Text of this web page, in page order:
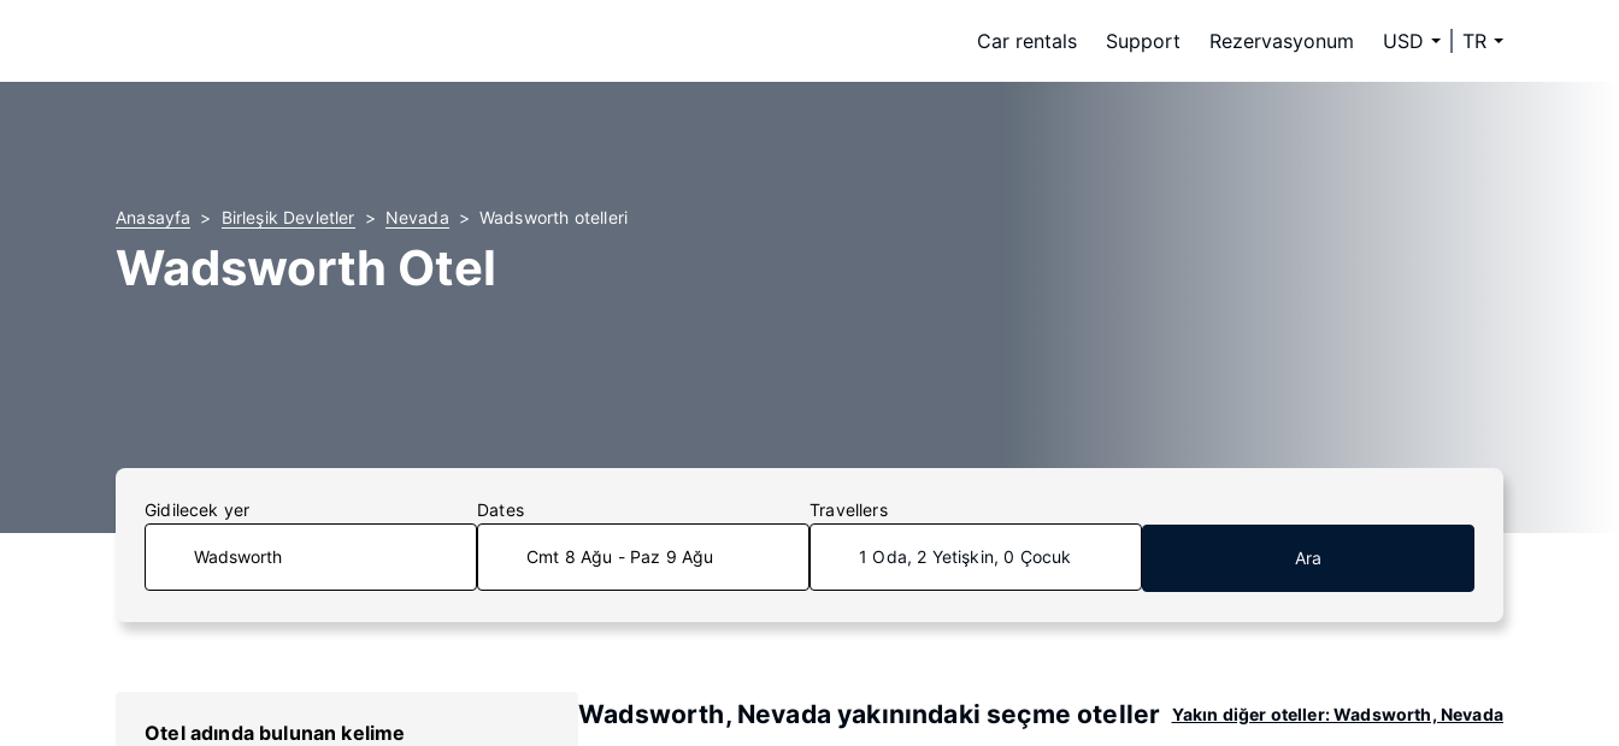
Car rentals Support Rezervasyonum USD TR
Anasayfa Birleşik Devletler Nevada Wadsworth otelleri
Wadsworth Otel
Gidilecek yer Dates
Cmt 8 Ağu - Paz 9 Ağu
Travellers
1 Oda, 2 Yetişkin, 0 Çocuk Ara
Otel adında bulunan kelime
Wadsworth, Nevada yakınındaki seçme oteller Yakın diğer oteller: Wadsworth, Nevada